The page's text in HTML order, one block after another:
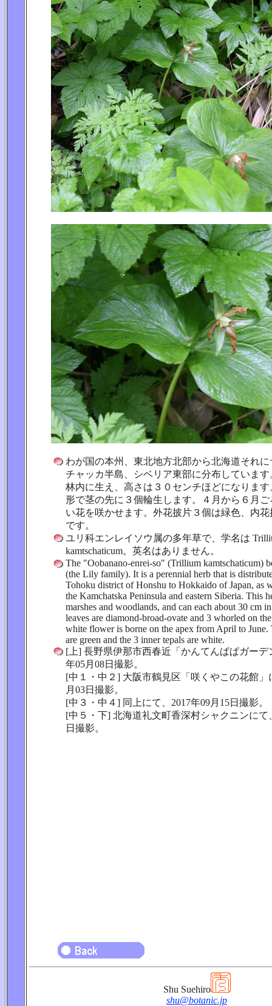
わが国の本州、東北地方北部から北海道それ
チャッカ半島、シベリア東部に分布していま
林内に生え、高さは３０センチほどになりま
形で茎の先に３個輪生します。４月から６月
い花を咲かせます。外花披片３個は緑色、内
です。
ユリ科エンレイソウ属の多年草で、学名は
kamtschaticum。英名はありません。
The "Oobanano-enrei-so" (Trillium kamtschaticum)
(the Lily family). It is a perennial herb that is
Tohoku district of Honshu to Hokkaido of Japan, as
the Kamchatska Peninsula and eastern Siberia. This
marshes and woodlands, and can each about 30 cm
leaves are diamond-broad-ovate and 3 whorled on
white flower is borne on the apex from April to June.
are green and the 3 inner tepals are white.
[上] 長野県伊那市西春近「かんてんぱぱガーデ
年05月08日撮影。
[中１・中２] 大阪市鶴見区「咲くやこの花館」
月03日撮影。
[中３・中４] 同上にて、2017年09月15日撮影。
[中５・下] 北海道礼文町香深村シャクニンにて
日撮影。
Shu Suehiro
shu@botanic.jp